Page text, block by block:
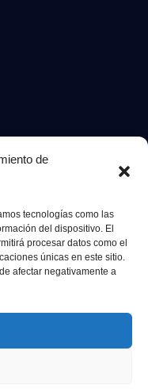
de
tecnologías como las
del dispositivo. El
procesar datos como el
únicas en este sitio.
afectar negativamente a
derechos